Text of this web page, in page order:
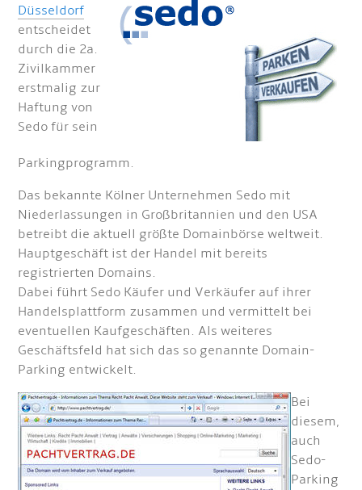
Düsseldorf
entscheidet
durch die 2a.
Zivilkammer
erstmalig zur
Haftung von
Sedo für sein
Parkingprogramm.
Das bekannte Kölner Unternehmen Sedo mit
Niederlassungen in Großbritannien und den USA
betreibt die aktuell größte Domainbörse weltweit.
Hauptgeschäft ist der Handel mit bereits
registrierten Domains.
Dabei führt Sedo Käufer und Verkäufer auf ihrer
Handelsplattform zusammen und vermittelt bei
eventuellen Kaufgeschäften. Als weiteres
Geschäftsfeld hat sich das so genannte Domain-
Parking entwickelt.
Bei
diesem,
auch
Sedo-
Parking